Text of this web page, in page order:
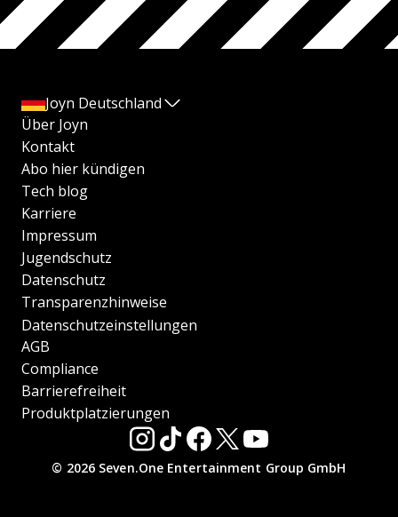
Joyn Deutschland
Über Joyn
Kontakt
Abo hier kündigen
Tech blog
Karriere
Impressum
Jugendschutz
Datenschutz
Transparenzhinweise
Datenschutzeinstellungen
AGB
Compliance
Barrierefreiheit
Produktplatzierungen
© 2026 Seven.One Entertainment Group GmbH